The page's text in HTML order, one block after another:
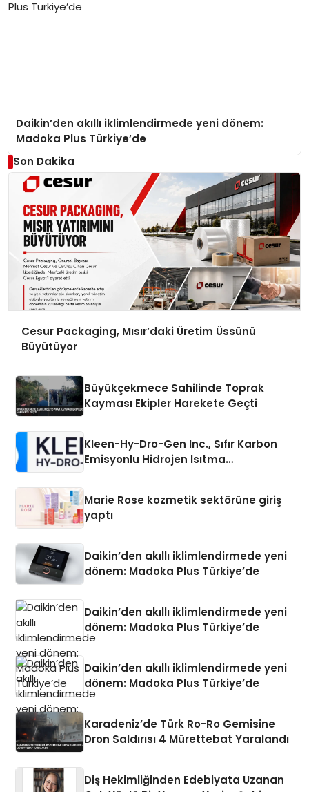
Daikin’den akıllı iklimlendirmede yeni dönem:
Madoka Plus Türkiye’de
Son Dakika
Cesur Packaging, Mısır’daki Üretim Üssünü
Büyütüyor
Büyükçekmece Sahilinde Toprak
Kayması Ekipler Harekete Geçti
Kleen-Hy-Dro-Gen Inc., Sıfır Karbon
Emisyonlu Hidrojen Isıtma
Marie Rose kozmetik sektörüne giriş
yaptı
Daikin’den akıllı iklimlendirmede yeni
dönem: Madoka Plus Türkiye’de
Daikin’den akıllı iklimlendirmede yeni
dönem: Madoka Plus Türkiye’de
Daikin’den akıllı iklimlendirmede yeni
dönem: Madoka Plus Türkiye’de
Karadeniz’de Türk Ro-Ro Gemisine
Dron Saldırısı 4 Mürettebat Yaralandı
Diş Hekimliğinden Edebiyata Uzanan